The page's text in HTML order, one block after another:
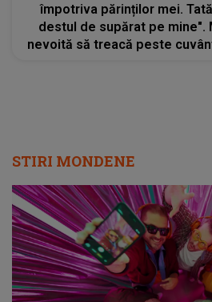
împotriva părinților mei.
destul de supărat pe mine".
nevoită să treacă peste
STIRI MONDENE